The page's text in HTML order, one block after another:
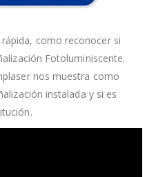
como reconocer si
Fotoluminiscente.
nos muestra como
instalada y si es